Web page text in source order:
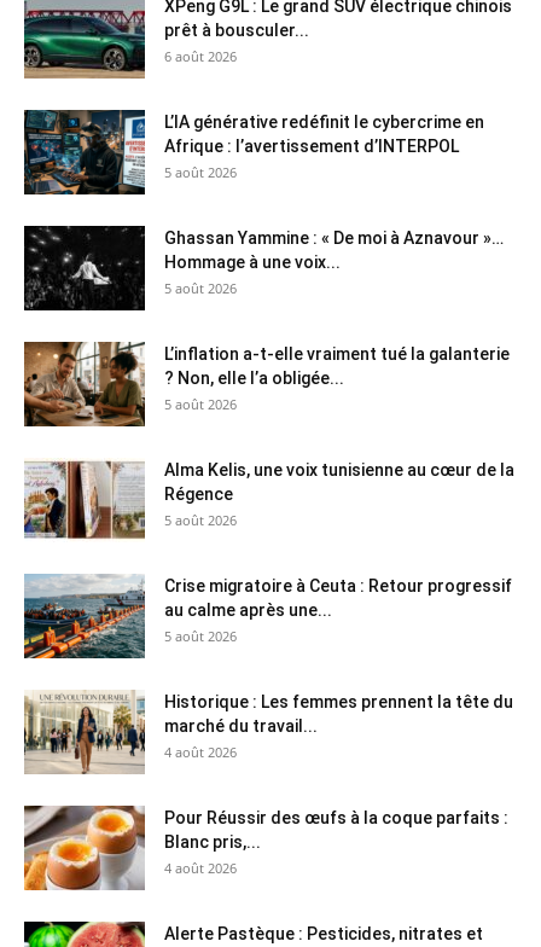
XPeng G9L : Le grand SUV électrique chinois
prêt à bousculer...
6 août 2026
L’IA générative redéfinit le cybercrime en
Afrique : l’avertissement d’INTERPOL
5 août 2026
Ghassan Yammine : « De moi à Aznavour »…
Hommage à une voix...
5 août 2026
L’inflation a-t-elle vraiment tué la galanterie
? Non, elle l’a obligée...
5 août 2026
Alma Kelis, une voix tunisienne au cœur de la
Régence
5 août 2026
Crise migratoire à Ceuta : Retour progressif
au calme après une...
5 août 2026
Historique : Les femmes prennent la tête du
marché du travail...
4 août 2026
Pour Réussir des œufs à la coque parfaits :
Blanc pris,...
4 août 2026
Alerte Pastèque : Pesticides, nitrates et